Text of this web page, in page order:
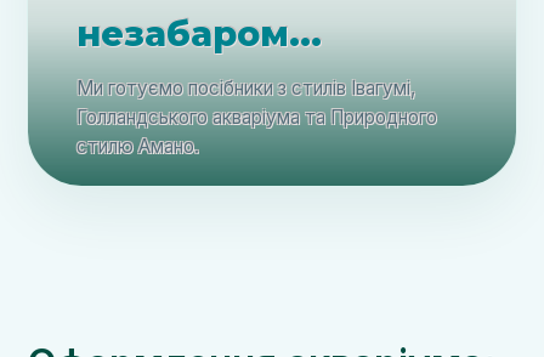
незабаром...
Ми готуємо посібники з стилів Івагумі,
Голландського акваріума та Природного
стилю Амано.